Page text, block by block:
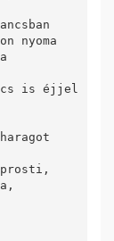
nyoma
is éjjel
prosti,